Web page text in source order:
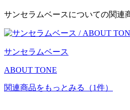
サンセラムベースについての関連
サンセラムベース
ABOUT TONE
関連商品をもっとみる （1件）